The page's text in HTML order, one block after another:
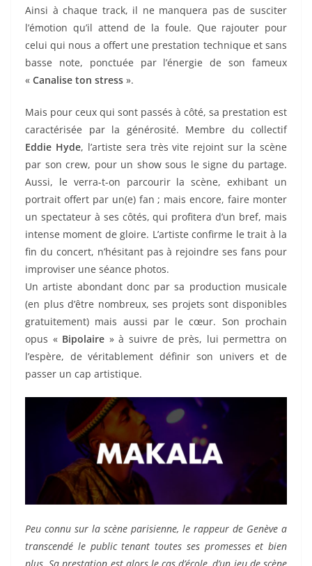
Ainsi à chaque track, il ne manquera pas de susciter
l’émotion qu’il attend de la foule. Que rajouter pour
celui qui nous a offert une prestation technique et sans
basse note, ponctuée par l’énergie de son fameux
« Canalise ton stress ».
Mais pour ceux qui sont passés à côté, sa prestation est
caractérisée par la générosité. Membre du collectif
Eddie Hyde, l’artiste sera très vite rejoint sur la scène
par son crew, pour un show sous le signe du partage.
Aussi, le verra-t-on parcourir la scène, exhibant un
portrait offert par un(e) fan ; mais encore, faire monter
un spectateur à ses côtés, qui profitera d’un bref, mais
intense moment de gloire. L’artiste confirme le trait à la
fin du concert, n’hésitant pas à rejoindre ses fans pour
improviser une séance photos.
Un artiste abondant donc par sa production musicale
(en plus d’être nombreux, ses projets sont disponibles
gratuitement) mais aussi par le cœur. Son prochain
opus « Bipolaire » à suivre de près, lui permettra on
l’espère, de véritablement définir son univers et de
passer un cap artistique.
Peu connu sur la scène parisienne, le rappeur de Genève a
transcendé le public tenant toutes ses promesses et bien